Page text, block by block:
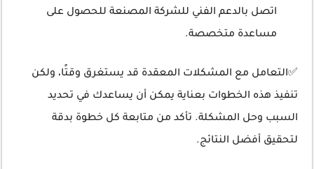
اتصل بالدعم الفني للشركة المصنعة للحصول على
مساعدة متخصصة.
✅التعامل مع المشكلات المعقدة قد يستغرق وقتًا، ولكن
تنفيذ هذه الخطوات بعناية يمكن أن يساعدك في تحديد
السبب وحل المشكلة. تأكد من متابعة كل خطوة بدقة
لتحقيق أفضل النتائج.